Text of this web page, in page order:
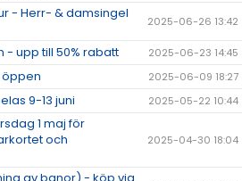
- Herr- & damsingel
2025-06-26 13:42
- upp till 50% rabatt 2025-06-23 14:45
öppen 2025-06-09 18:27
9-13 juni 2025-05-22 10:44
1 maj för
och
2025-04-30 18:04